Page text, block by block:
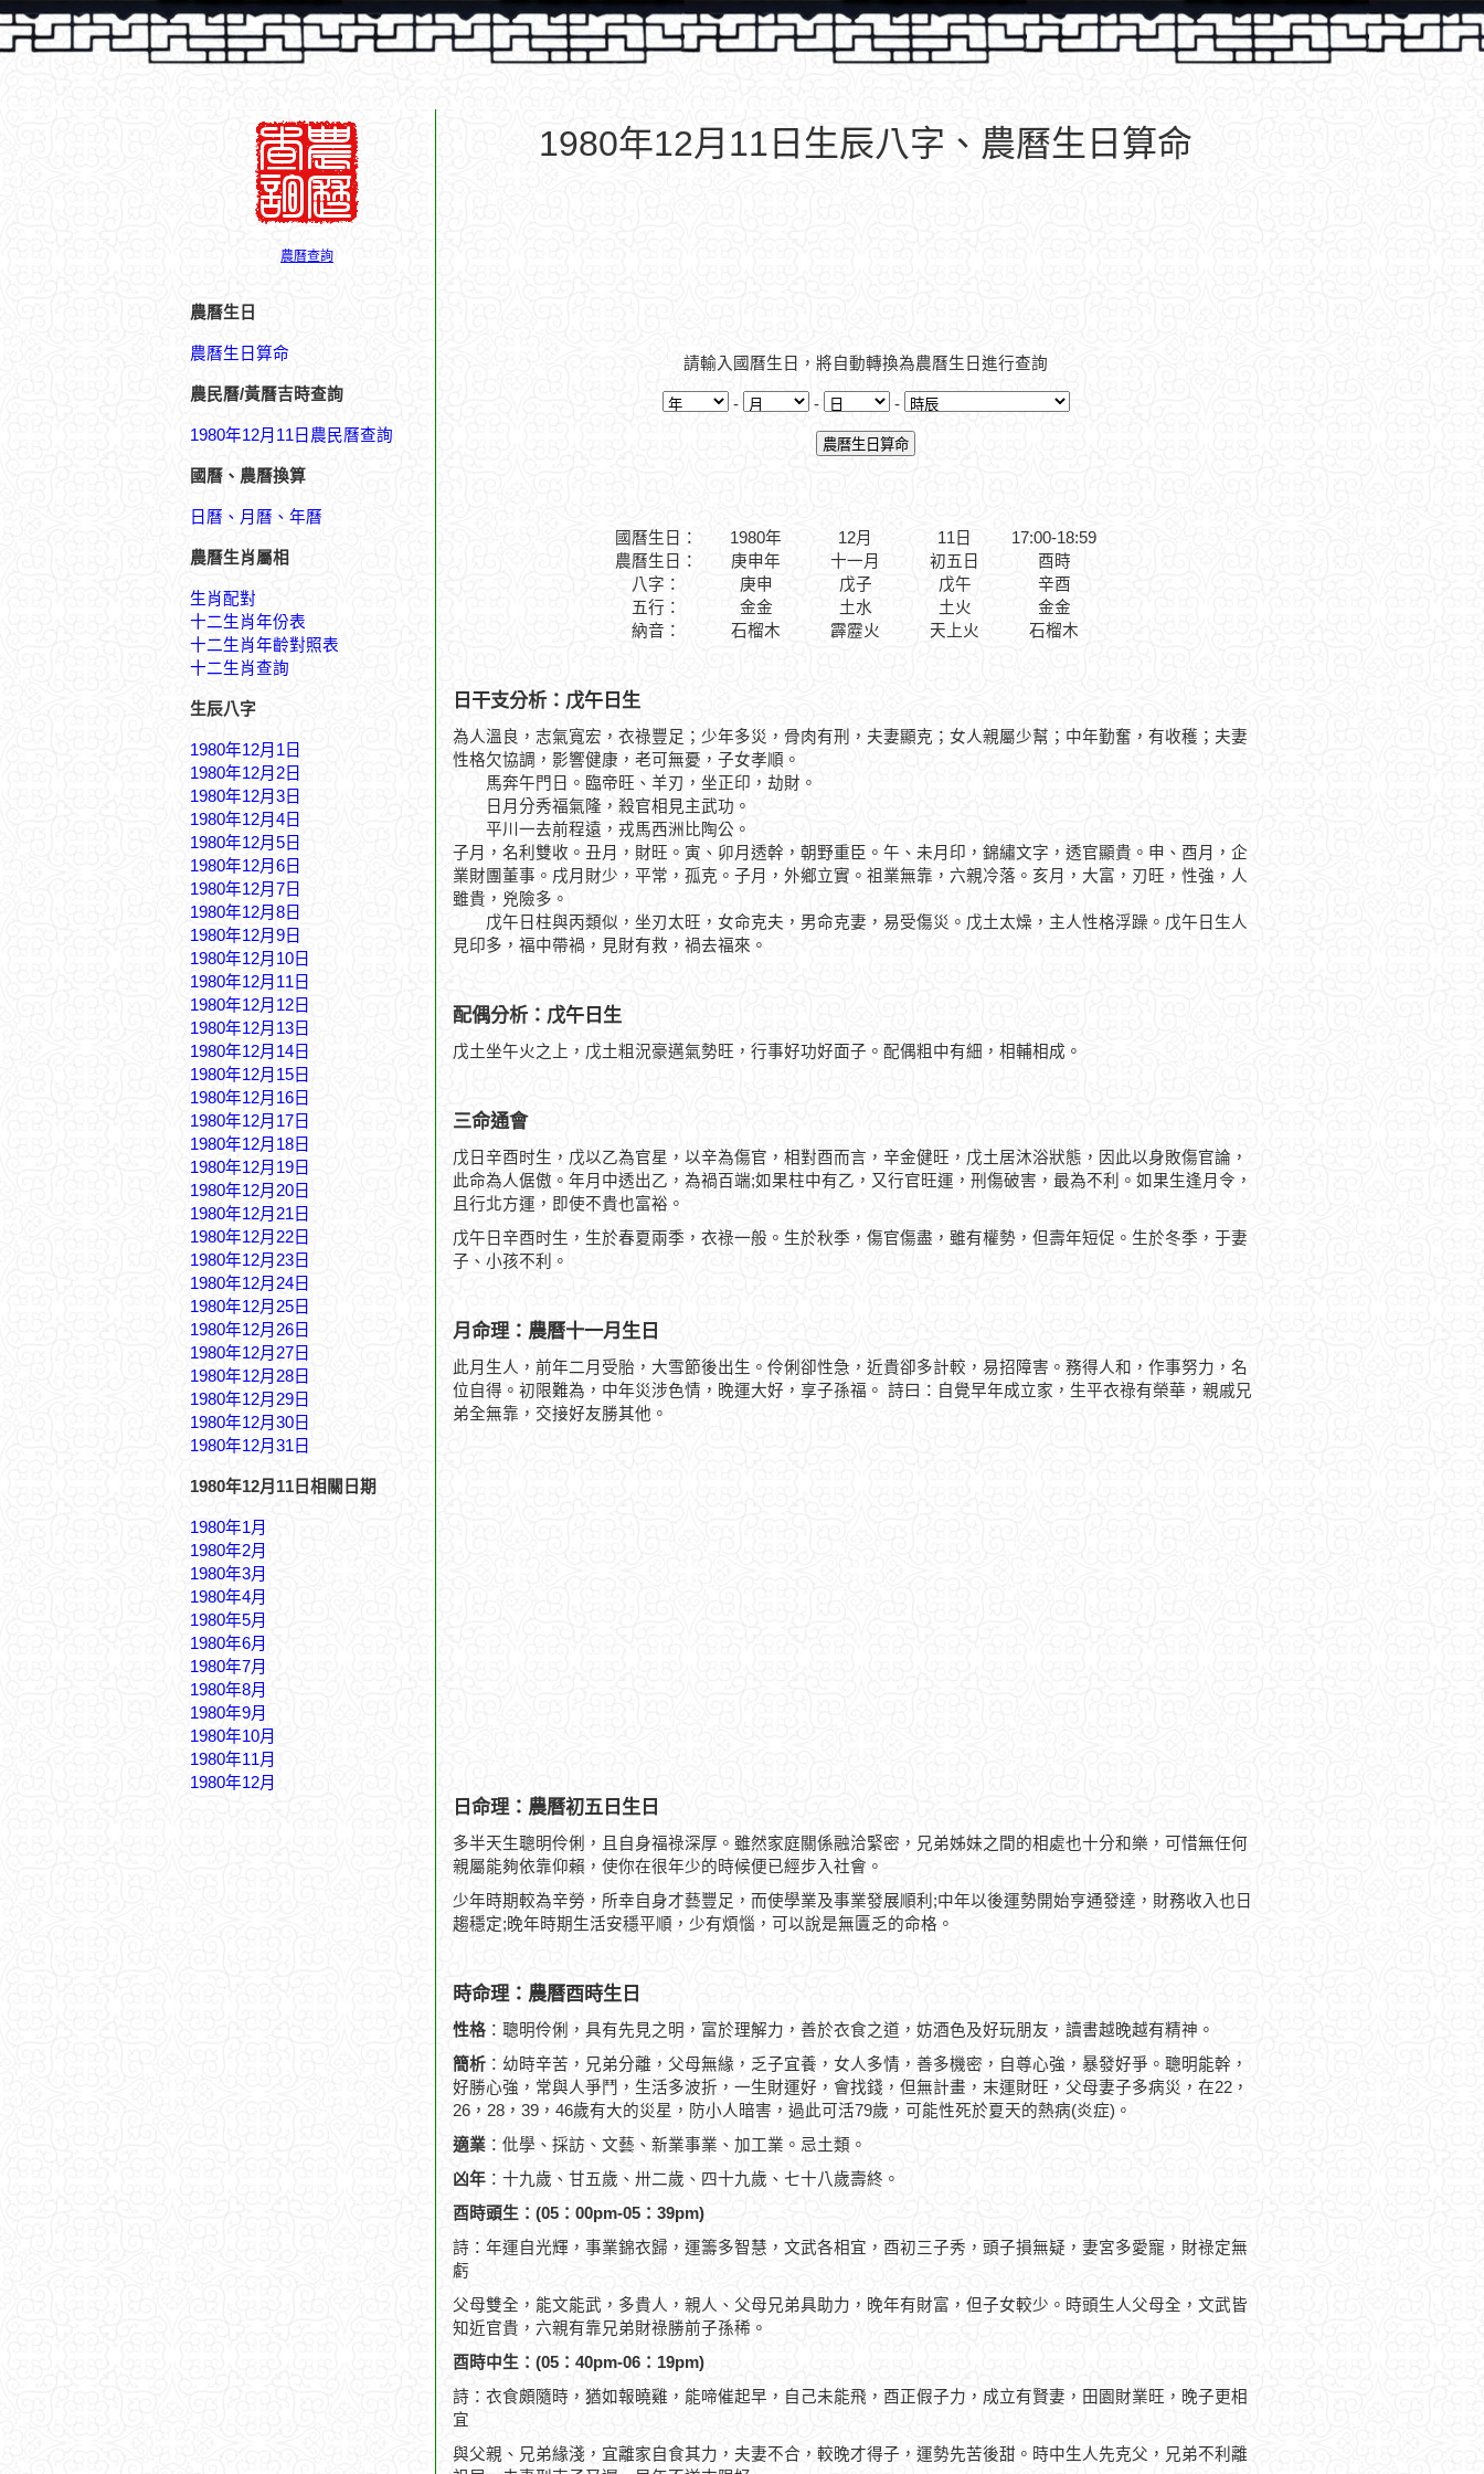
農曆查詢
農曆生日
農曆生日算命
農民曆/黃曆吉時查詢
1980年12月11日農民曆查詢
國曆、農曆換算
日曆、月曆、年曆
農曆生肖屬相
生肖配對
十二生肖年份表
十二生肖年齡對照表
十二生肖查詢
生辰八字
1980年12月1日
1980年12月2日
1980年12月3日
1980年12月4日
1980年12月5日
1980年12月6日
1980年12月7日
1980年12月8日
1980年12月9日
1980年12月10日
1980年12月11日
1980年12月12日
1980年12月13日
1980年12月14日
1980年12月15日
1980年12月16日
1980年12月17日
1980年12月18日
1980年12月19日
1980年12月20日
1980年12月21日
1980年12月22日
1980年12月23日
1980年12月24日
1980年12月25日
1980年12月26日
1980年12月27日
1980年12月28日
1980年12月29日
1980年12月30日
1980年12月31日
1980年12月11日相關日期
1980年1月
1980年2月
1980年3月
1980年4月
1980年5月
1980年6月
1980年7月
1980年8月
1980年9月
1980年10月
1980年11月
1980年12月
1980年12月11日生辰八字、農曆生日算命
請輸入國曆生日，將自動轉換為農曆生日進行查詢
- - -
國曆生日： 1980年 12月 11日
17:00-18:59
農曆生日：
庚申年 十一月 初五日
酉時
八字：
庚申 戊子 戊午
辛酉
五行：
納音：
金金
石榴木
土水
霹靂火
土火
天上火
金金
石榴木
日干支分析：戊午日生
為人溫良，志氣寬宏，衣祿豐足；少年多災，骨肉有刑，夫妻顯克；女人親屬少幫；中年勤奮，有收穫；夫妻
性格欠協調，影響健康，老可無憂，子女孝順。
馬奔午門日。臨帝旺、羊刃，坐正印，劫財。
日月分秀福氣隆，殺官相見主武功。
平川一去前程遠，戎馬西洲比陶公。
子月，名利雙收。丑月，財旺。寅、卯月透幹，朝野重臣。午、未月印，錦繡文字，透官顯貴。申、酉月，企
業財團董事。戌月財少，平常，孤克。子月，外鄉立實。祖業無靠，六親冷落。亥月，大富，刃旺，性強，人
雖貴，兇險多。
戊午日柱與丙類似，坐刃太旺，女命克夫，男命克妻，易受傷災。戊土太燥，主人性格浮躁。戊午日生人
見印多，福中帶禍，見財有救，禍去福來。
配偶分析：戊午日生
戊土坐午火之上，戊土粗況豪邁氣勢旺，行事好功好面子。配偶粗中有細，相輔相成。
三命通會
戊日辛酉时生，戊以乙為官星，以辛為傷官，相對酉而言，辛金健旺，戊土居沐浴狀態，因此以身敗傷官論，
此命為人倨傲。年月中透出乙，為禍百端;如果柱中有乙，又行官旺運，刑傷破害，最為不利。如果生逢月令，
且行北方運，即使不貴也富裕。
戊午日辛酉时生，生於春夏兩季，衣祿一般。生於秋季，傷官傷盡，雖有權勢，但壽年短促。生於冬季，于妻
子、小孩不利。
月命理：農曆十一月生日
此月生人，前年二月受胎，大雪節後出生。伶俐卻性急，近貴卻多計較，易招障害。務得人和，作事努力，名
位自得。初限難為，中年災涉色情，晚運大好，享子孫福。 詩曰：自覺早年成立家，生平衣祿有榮華，親戚兄
弟全無靠，交接好友勝其他。
日命理：農曆初五日生日
多半天生聰明伶俐，且自身福祿深厚。雖然家庭關係融洽緊密，兄弟姊妹之間的相處也十分和樂，可惜無任何
親屬能夠依靠仰賴，使你在很年少的時候便已經步入社會。
少年時期較為辛勞，所幸自身才藝豐足，而使學業及事業發展順利;中年以後運勢開始亨通發達，財務收入也日
趨穩定;晚年時期生活安穩平順，少有煩惱，可以說是無匱乏的命格。
時命理：農曆酉時生日
性格 ：聰明伶俐，具有先見之明，富於理解力，善於衣食之道，妨酒色及好玩朋友，讀書越晚越有精神。
簡析 ：幼時辛苦，兄弟分離，父母無緣，乏子宜養，女人多情，善多機密，自尊心強，暴發好爭。聰明能幹，
好勝心強，常與人爭鬥，生活多波折，一生財運好，會找錢，但無計畫，末運財旺，父母妻子多病災，在22，
26，28，39，46歲有大的災星，防小人暗害，過此可活79歲，可能性死於夏天的熱病(炎症)。
適業 ：仳學、採訪、文藝、新業事業、加工業。忌土類。
凶年 ：十九歲、甘五歲、卅二歲、四十九歲、七十八歲壽終。
酉時頭生：(05：00pm-05：39pm)
詩：年運自光輝，事業錦衣歸，運籌多智慧，文武各相宜，酉初三子秀，頭子損無疑，妻宮多愛寵，財祿定無
虧
父母雙全，能文能武，多貴人，親人、父母兄弟具助力，晚年有財富，但子女較少。時頭生人父母全，文武皆
知近官貴，六親有靠兄弟財祿勝前子孫稀。
酉時中生：(05：40pm-06：19pm)
詩：衣食頗隨時，猶如報曉雞，能啼催起早，自己未能飛，酉正假子力，成立有賢妻，田園財業旺，晚子更相
宜
與父親、兄弟緣淺，宜離家自食其力，夫妻不合，較晚才得子，運勢先苦後甜。時中生人先克父，兄弟不利離